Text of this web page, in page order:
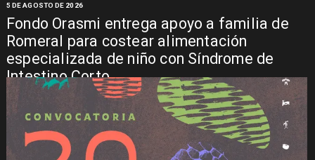
Fondo Orasmi entrega apoyo a familia de
Romeral para costear alimentación
especializada de niño con Síndrome de
Intestino Corto
5 DE AGOSTO DE 2026